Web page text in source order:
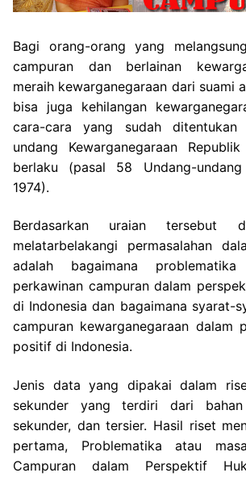
Bagi orang-orang yang
campuran dan berlainan
meraih kewarganegaraan dari suami
bisa juga kehilangan
cara-cara yang sudah ditentukan
undang Kewarganegaraan
berlaku (pasal 58 Undang-undang
1974).
Berdasarkan uraian tersebut
melatarbelakangi permasalahan
adalah bagaimana
perkawinan campuran dalam
di Indonesia dan bagaimana syarat-
campuran kewarganegaraan dalam
positif di Indonesia.
Jenis data yang dipakai dalam
sekunder yang terdiri dari
sekunder, dan tersier. Hasil riset
pertama, Problematika atau
Campuran dalam Perspektif